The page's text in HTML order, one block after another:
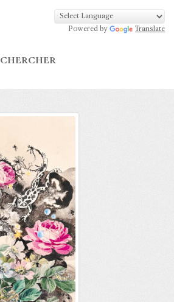
Powered by Translate
CHERCHER